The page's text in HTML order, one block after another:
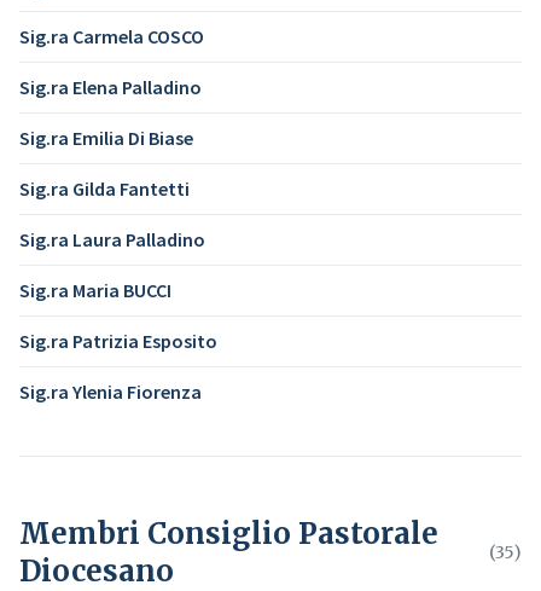
Sig.ra Carmela COSCO
Sig.ra Elena Palladino
Sig.ra Emilia Di Biase
Sig.ra Gilda Fantetti
Sig.ra Laura Palladino
Sig.ra Maria BUCCI
Sig.ra Patrizia Esposito
Sig.ra Ylenia Fiorenza
Membri Consiglio Pastorale
Diocesano
(35)